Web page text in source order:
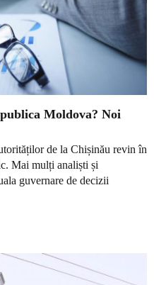
Moldova? Noi
de la Chișinău revin în
Mai mulți analiști și
guvernare de decizii